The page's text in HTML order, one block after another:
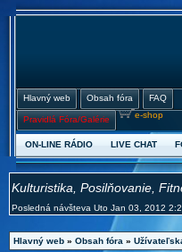
Hlavný web Obsah fóra FAQ
Pravidlá Fóra/Galérie e-shop
ON-LINE RÁDIO LIVE CHAT
Kulturistika, Posilňovanie,
Posledná návšteva Uto Jan 03, 2012
Hlavný web » Obsah fóra »